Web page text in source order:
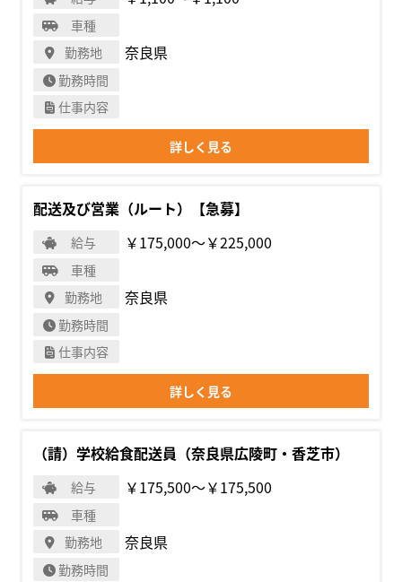
車種
勤務地
奈良県
勤務時間
仕事内容
詳しく見る
配送及び営業（ルート）【急募】
給与 ￥175,000〜￥225,000
車種
勤務地
奈良県
勤務時間
仕事内容
詳しく見る
（請）学校給食配送員（奈良県広陵町・香芝市）
給与 ￥175,500〜￥175,500
車種
勤務地
奈良県
勤務時間